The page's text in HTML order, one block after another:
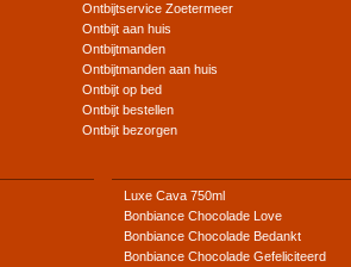
Ontbijtservice Zoetermeer
Ontbijt aan huis
Ontbijtmanden
Ontbijtmanden aan huis
Ontbijt op bed
Ontbijt bestellen
Ontbijt bezorgen
Luxe Cava 750ml
Bonbiance Chocolade Love
Bonbiance Chocolade Bedankt
Bonbiance Chocolade Gefeliciteerd